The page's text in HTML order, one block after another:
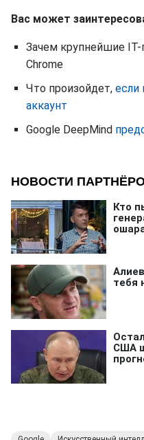
Вас может
Зачем крупнейшие
Chrome
Что произойдет, если
аккаунт
Google DeepMind